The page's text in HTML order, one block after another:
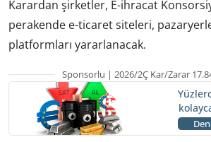
Karardan şirketler, E-ihracat
perakende e-ticaret siteleri,
platformları yararlanacak.
Sponsorlu | 2026/2Ç Kar/Zarar